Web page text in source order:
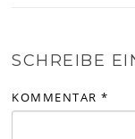
SCHREIBE
KOMMENTAR*